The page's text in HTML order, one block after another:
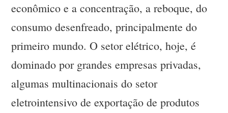
econômico e a concentração, a reboque, do
consumo desenfreado, principalmente do
primeiro mundo. O setor elétrico, hoje, é
dominado por grandes empresas privadas,
algumas multinacionais do setor
eletrointensivo de exportação de produtos